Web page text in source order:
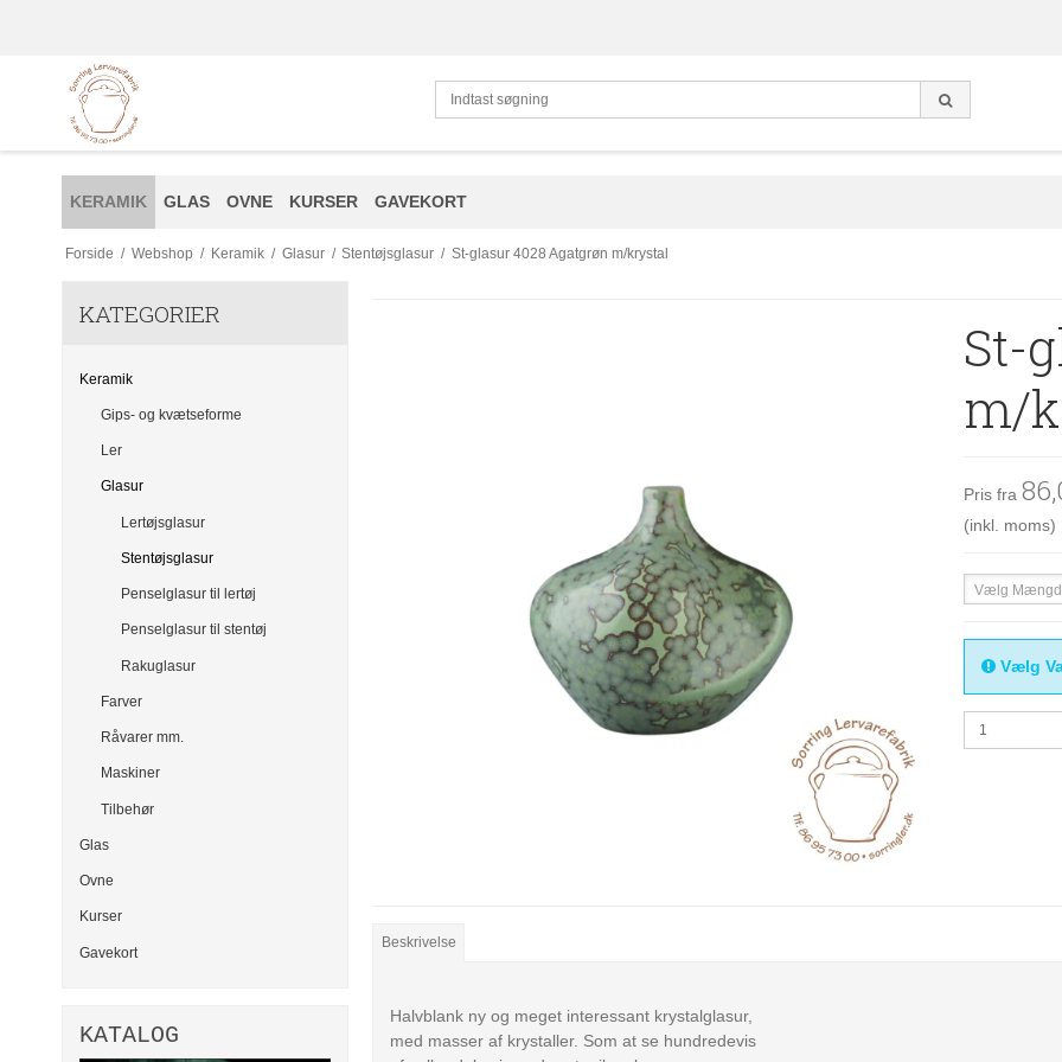
KERAMIK GLAS OVNE KURSER GAVEKORT
Forside / Webshop / Keramik / Glasur / Stentøjsglasur / St-glasur 4028 Agatgrøn m/krystal
KATEGORIER
Keramik
Gips- og kvætseforme
Ler
Glasur
Lertøjsglasur
Stentøjsglasur
Penselglasur til lertøj
Penselglasur til stentøj
Rakuglasur
Farver
Råvarer mm.
Maskiner
Tilbehør
Glas
Ovne
Kurser
Gavekort
KATALOG
St-
m/
Pris fra
(inkl. moms)
Vælg
Vælg
Beskrivelse
Halvblank ny og meget interessant krystalglasur,
med masser af krystaller. Som at se hundredevis